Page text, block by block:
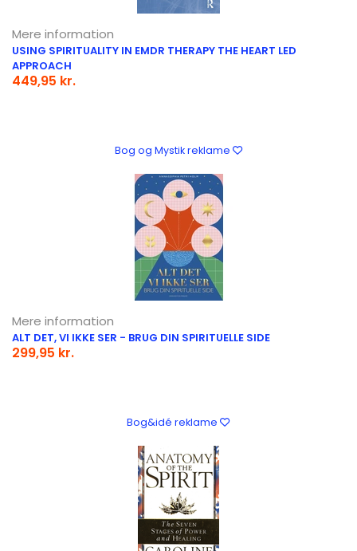
Mere information
USING SPIRITUALITY IN EMDR THERAPY THE HEART LED
APPROACH
449,95 kr.
Bog og Mystik reklame
Mere information
ALT DET, VI IKKE SER - BRUG DIN SPIRITUELLE SIDE
299,95 kr.
Bog&idé reklame